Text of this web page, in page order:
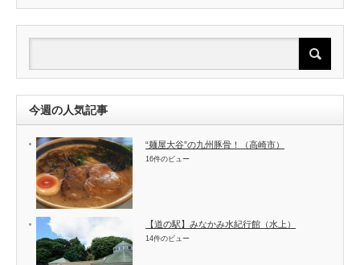
今週の人気記事
“麺屋大谷”の九州豚骨！（高崎市）
16件のビュー
【道の駅】みなかみ水紀行館（水上）
14件のビュー